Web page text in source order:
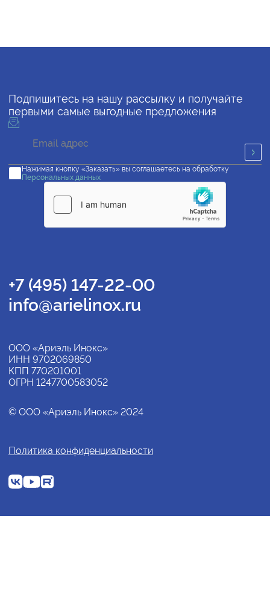
Подпишитесь на нашу рассылку и получайте
первыми самые выгодные предложения
Нажимая кнопку «Заказать» вы соглашаетесь на обработку
Персональных данных
+7 (495) 147-22-00
info@arielinox.ru
ООО «Ариэль Инокс»
ИНН 9702069850
КПП 770201001
ОГРН 1247700583052
© ООО «Ариэль Инокс» 2024
Политика конфиденциальности